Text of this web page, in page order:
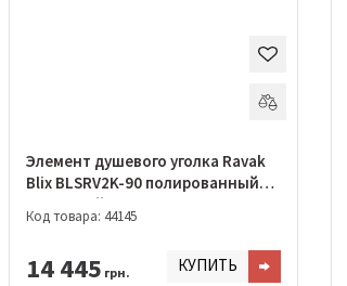
Элемент душевого уголка Ravak
Blix BLSRV2K-90 полированный
алюминий+transparent
Код товара: 44145
14 445 грн. КУПИТЬ